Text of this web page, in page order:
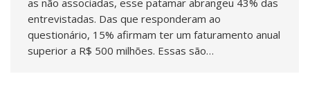
as não associadas, esse patamar abrangeu 43% das
entrevistadas. Das que responderam ao
questionário, 15% afirmam ter um faturamento anual
superior a R$ 500 milhões. Essas são…